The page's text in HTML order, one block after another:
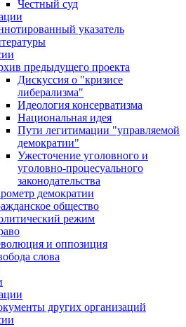
Честный суд
указатель
предыдущего проекта
Дискуссия о "кризисе
либерализма"
Идеология консерватизма
Национальная идея
Пути легитимации "управляемой
демократии"
Ужесточение уголовного и
уголовно-процесуального
законодательства
демократии
общество
режим
и оппозиция
слова
других организаций